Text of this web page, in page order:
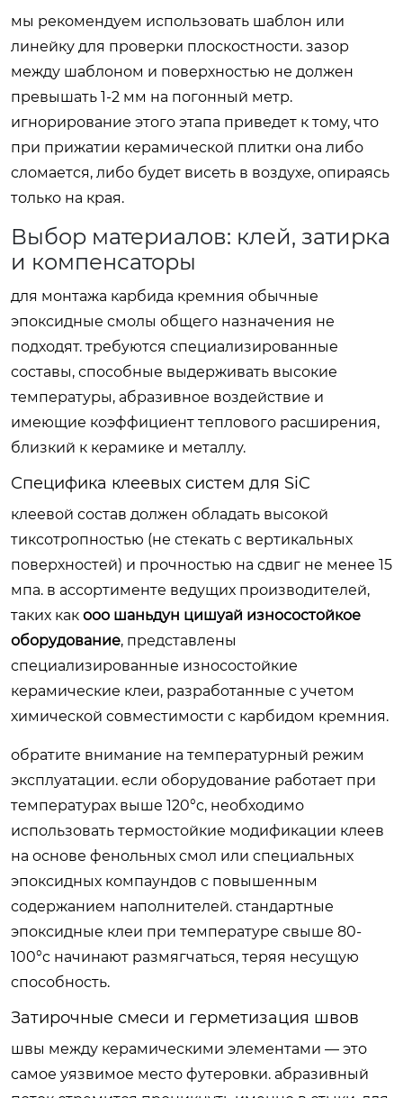
мы рекомендуем использовать шаблон или
линейку для проверки плоскостности. зазор
между шаблоном и поверхностью не должен
превышать 1-2 мм на погонный метр.
игнорирование этого этапа приведет к тому, что
при прижатии керамической плитки она либо
сломается, либо будет висеть в воздухе, опираясь
только на края.
Выбор материалов: клей, затирка
и компенсаторы
для монтажа карбида кремния обычные
эпоксидные смолы общего назначения не
подходят. требуются специализированные
составы, способные выдерживать высокие
температуры, абразивное воздействие и
имеющие коэффициент теплового расширения,
близкий к керамике и металлу.
Специфика клеевых систем для SiC
клеевой состав должен обладать высокой
тиксотропностью (не стекать с вертикальных
поверхностей) и прочностью на сдвиг не менее 15
мпа. в ассортименте ведущих производителей,
таких как ооо шаньдун цишуай износостойкое
оборудование, представлены
специализированные износостойкие
керамические клеи, разработанные с учетом
химической совместимости с карбидом кремния.
обратите внимание на температурный режим
эксплуатации. если оборудование работает при
температурах выше 120°c, необходимо
использовать термостойкие модификации клеев
на основе фенольных смол или специальных
эпоксидных компаундов с повышенным
содержанием наполнителей. стандартные
эпоксидные клеи при температуре свыше 80-
100°c начинают размягчаться, теряя несущую
способность.
Затирочные смеси и герметизация швов
швы между керамическими элементами — это
самое уязвимое место футеровки. абразивный